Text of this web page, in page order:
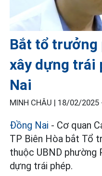
Bắt tổ trưởng
xây dựng trái
Nai
MINH CHÂU | 18/02/2025
Đồng Nai - Cơ quan
TP Biên Hòa bắt Tổ
thuộc UBND phường
dựng trái phép.